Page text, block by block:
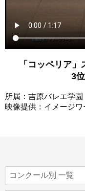
「コッペリア
3
所属：吉原バレエ学園
映像提供：イメージワ